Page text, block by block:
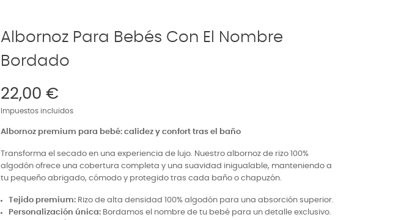
Albornoz Para Bebés Con El Nombre
Bordado
22,00 €
Impuestos incluidos
Albornoz premium para bebé: calidez y confort tras el baño
Transforma el secado en una experiencia de lujo. Nuestro albornoz de rizo 100%
algodón ofrece una cobertura completa y una suavidad inigualable, manteniendo a
tu pequeño abrigado, cómodo y protegido tras cada baño o chapuzón.
Tejido premium: Rizo de alta densidad 100% algodón para una absorción superior.
Personalización única: Bordamos el nombre de tu bebé para un detalle exclusivo.